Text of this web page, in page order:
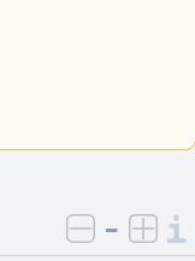
negativ
–